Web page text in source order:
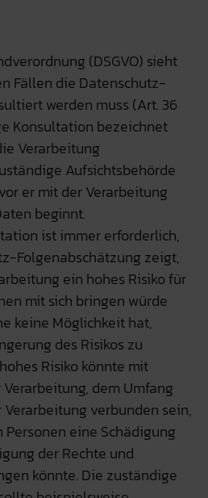
(DSGVO) sieht
Fällen die Datenschutz-
werden muss (Art. 36
Konsultation bezeichnet
Verarbeitung
Aufsichtsbehörde
er mit der Verarbeitung
beginnt.
ist immer erforderlich,
Folgenabschätzung zeigt,
ein hohes Risiko für
mit sich bringen würde
keine Möglichkeit hat,
des Risikos zu
Risiko könnte mit
dem Umfang
verbunden sein,
eine Schädigung
der Rechte und
könnte. Die zuständige